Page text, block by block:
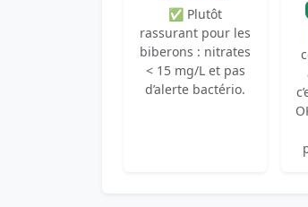
✅ Plutôt
rassurant pour les
biberons : nitrates
< 15 mg/L et pas
d’alerte bactério.